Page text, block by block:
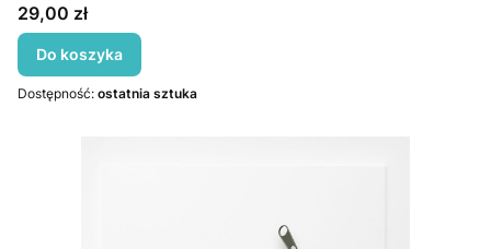
Cena
29,00 zł
Do koszyka
Dostępność: ostatnia sztuka